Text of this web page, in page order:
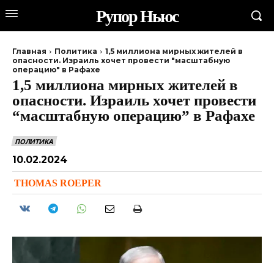
Рупор Ньюс
Главная Политика
1,5 миллиона мирных жителей в
опасности. Израиль хочет провести "масштабную
операцию" в Рафахе
1,5 миллиона мирных жителей в
опасности. Израиль хочет провести
“масштабную операцию” в Рафахе
ПОЛИТИКА
10.02.2024
THOMAS ROEPER